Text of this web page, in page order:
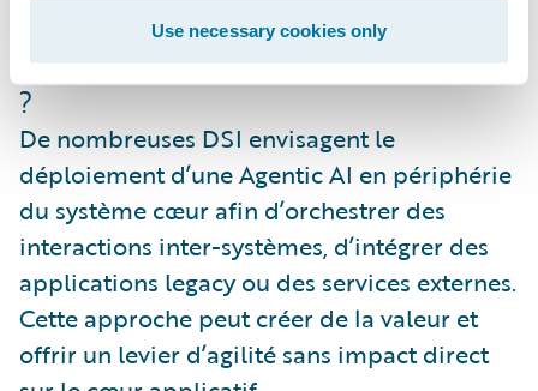
Use necessary cookies only
Agentic AI : levier d’agilité ou
contournement du système cœur
?
De nombreuses DSI envisagent le
déploiement d’une Agentic AI en périphérie
du système cœur afin d’orchestrer des
interactions inter-systèmes, d’intégrer des
applications legacy ou des services externes.
Cette approche peut créer de la valeur et
offrir un levier d’agilité sans impact direct